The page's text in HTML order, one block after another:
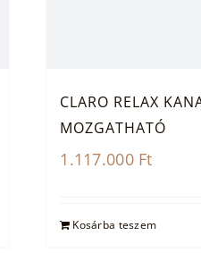
CLARO RELAX
MOZGATHATÓ
1.117.000 Ft
Kosárba teszem